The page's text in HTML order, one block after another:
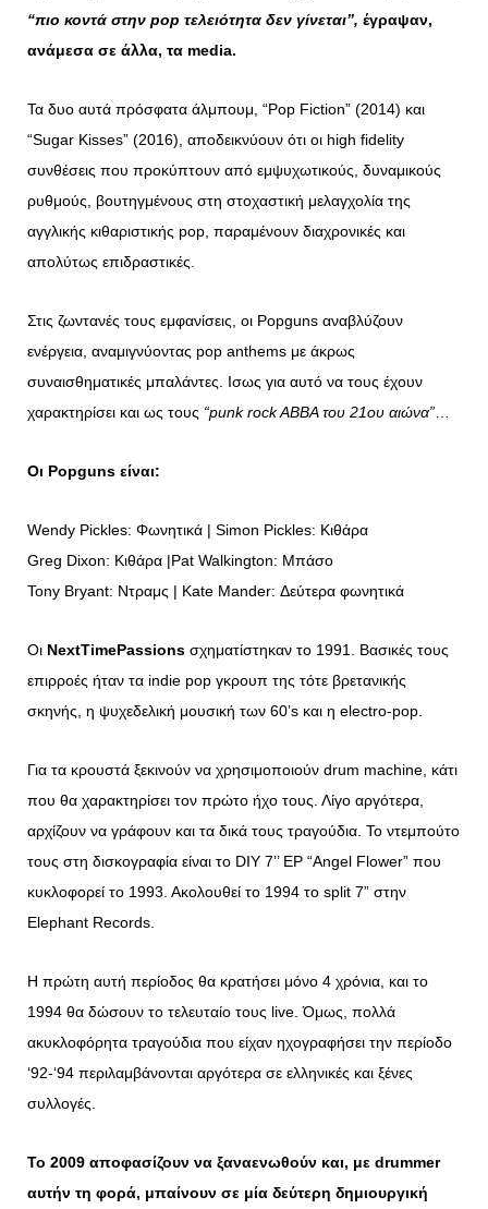
“πιο κοντά στην pop τελειότητα δεν γίνεται”, έγραψαν,
ανάμεσα σε άλλα, τα media.
Τα δυο αυτά πρόσφατα άλμπουμ, “Pop Fiction” (2014) και
“Sugar Kisses” (2016), αποδεικνύουν ότι οι high fidelity
συνθέσεις που προκύπτουν από εμψυχωτικούς, δυναμικούς
ρυθμούς, βουτηγμένους στη στοχαστική μελαγχολία της
αγγλικής κιθαριστικής pop, παραμένουν διαχρονικές και
απολύτως επιδραστικές.
Στις ζωντανές τους εμφανίσεις, οι Popguns αναβλύζουν
ενέργεια, αναμιγνύοντας pop anthems με άκρως
συναισθηματικές μπαλάντες. Ισως για αυτό να τους έχουν
χαρακτηρίσει και ως τους “punk rock ABBA του 21ου αιώνα”…
Οι Popguns είναι:
Wendy Pickles: Φωνητικά | Simon Pickles: Κιθάρα
Greg Dixon: Κιθάρα |Pat Walkington: Μπάσο
Tony Bryant: Ντραμς | Kate Mander: Δεύτερα φωνητικά
Οι NextTimePassions σχηματίστηκαν το 1991. Βασικές τους
επιρροές ήταν τα indie pop γκρουπ της τότε βρετανικής
σκηνής, η ψυχεδελική μουσική των 60’s και η electro-pop.
Για τα κρουστά ξεκινούν να χρησιμοποιούν drum machine, κάτι
που θα χαρακτηρίσει τον πρώτο ήχο τους. Λίγο αργότερα,
αρχίζουν να γράφουν και τα δικά τους τραγούδια. Το ντεμπούτο
τους στη δισκογραφία είναι το DIY 7’’ EP “Angel Flower” που
κυκλοφορεί το 1993. Ακολουθεί το 1994 το split 7” στην
Elephant Records.
Η πρώτη αυτή περίοδος θα κρατήσει μόνο 4 χρόνια, και το
1994 θα δώσουν το τελευταίο τους live. Όμως, πολλά
ακυκλοφόρητα τραγούδια που είχαν ηχογραφήσει την περίοδο
‘92-‘94 περιλαμβάνονται αργότερα σε ελληνικές και ξένες
συλλογές.
Το 2009 αποφασίζουν να ξαναενωθούν και, με drummer
αυτήν τη φορά, μπαίνουν σε μία δεύτερη δημιουργική